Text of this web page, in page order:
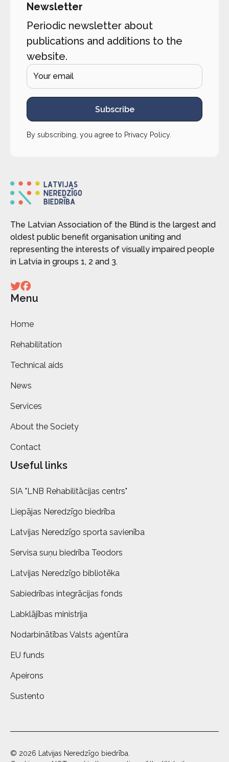
Newsletter
Periodic newsletter about
publications and additions to the
website.
Subscribe
By subscribing, you agree to Privacy Policy.
The Latvian Association of the Blind is the largest and
oldest public benefit organisation uniting and
representing the interests of visually impaired people
in Latvia in groups 1, 2 and 3.
Menu
Home
Rehabilitation
Technical aids
News
Services
About the Society
Contact
Useful links
SIA "LNB Rehabilitācijas centrs"
Liepājas Neredzīgo biedrība
Latvijas Neredzīgo sporta savienība
Servisa suņu biedrība Teodors
Latvijas Neredzīgo bibliotēka
Sabiedrības integrācijas fonds
Labklājības ministrija
Nodarbinātības Valsts aģentūra
EU funds
Apeirons
Sustento
© 2026 Latvijas Neredzīgo biedrība.